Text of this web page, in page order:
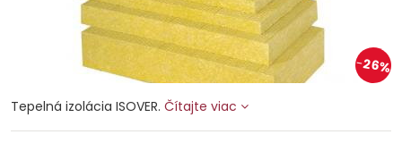
26%
Tepelná izolácia ISOVER. Čítajte viac